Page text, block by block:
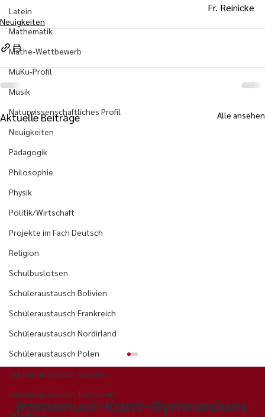
Latein
Mathematik
Mathe-Wettbewerb
MuKu-Profil
Musik
Naturwissenschaftliches Profil
Neuigkeiten
Pädagogik
Philosophie
Physik
Politik/Wirtschaft
Projekte im Fach Deutsch
Religion
Schulbuslotsen
Schüleraustausch Bolivien
Schüleraustausch Frankreich
Schüleraustausch Nordirland
Schüleraustausch Polen
Schüleraustausch Spanien
Schüleraustausch Tschechien
Schülerrat
Fr. Reinicke
Neuigkeiten
Aktuelle Beiträge Alle ansehen
Immanuel-Kant-Gymnasium